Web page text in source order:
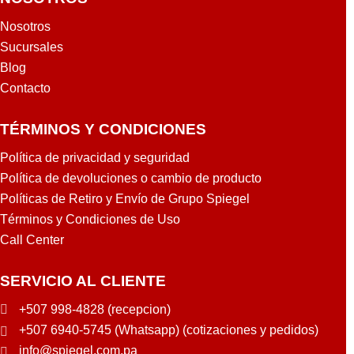
Nosotros
Sucursales
Blog
Contacto
TÉRMINOS Y CONDICIONES
Política de privacidad y seguridad
Política de devoluciones o cambio de producto
Políticas de Retiro y Envío de Grupo Spiegel
Términos y Condiciones de Uso
Call Center
SERVICIO AL CLIENTE
+507 998-4828 (recepcion)
+507 6940-5745 (Whatsapp) (cotizaciones y pedidos)
info@spiegel.com.pa